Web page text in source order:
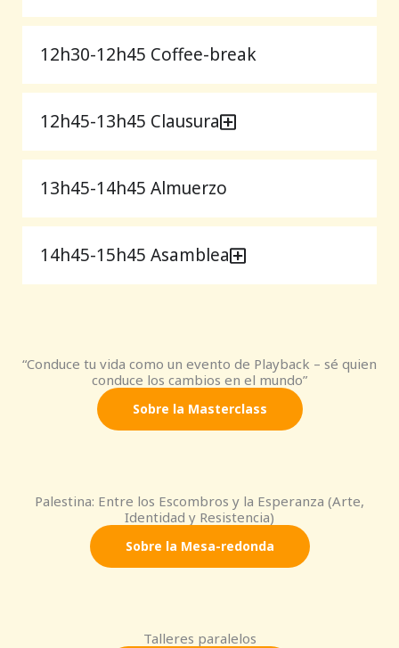
12h30-12h45 Coffee-break
12h45-13h45 Clausura
13h45-14h45 Almuerzo
14h45-15h45 Asamblea
“Conduce tu vida como un evento de Playback – sé quien
conduce los cambios en el mundo”
Sobre la Masterclass
Palestina: Entre los Escombros y la Esperanza (Arte,
Identidad y Resistencia)
Sobre la Mesa-redonda
Talleres paralelos